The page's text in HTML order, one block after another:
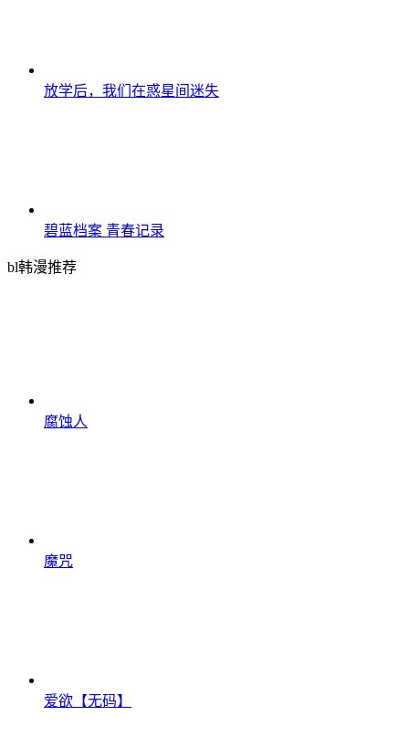
放学后，我们在惑星间迷失
碧蓝档案 青春记录
bl韩漫推荐
腐蚀人
魔咒
爱欲【无码】